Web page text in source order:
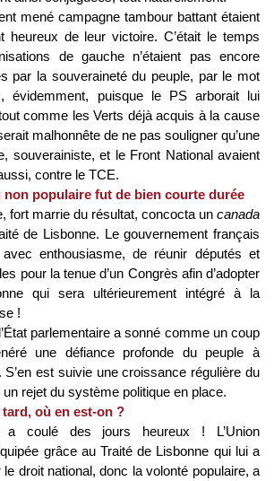
mené campagne tambour battant étaient
heureux de leur victoire. C’était le temps
de gauche n’étaient pas encore
par la souveraineté du peuple, par le mot
évidemment, puisque le PS arborait lui
comme les Verts déjà acquis à la cause
malhonnête de ne pas souligner qu’une
souverainiste, et le Front National avaient
contre le TCE.
non populaire fut de bien courte durée
fort marrie du résultat, concocta un canada
de Lisbonne. Le gouvernement français
avec enthousiasme, de réunir députés et
pour la tenue d’un Congrès afin d’adopter
qui sera ultérieurement intégré à la
!
parlementaire a sonné comme un coup
une défiance profonde du peuple à
S’en est suivie une croissance régulière du
un rejet du système politique en place.
où en est-on ?
a coulé des jours heureux ! L’Union
grâce au Traité de Lisbonne qui lui a
droit national, donc la volonté populaire, a